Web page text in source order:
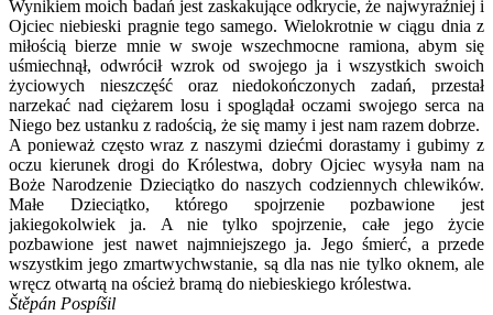
Wynikiem moich badań jest zaskakujące odkrycie, że najwyraźniej i
Ojciec niebieski pragnie tego samego. Wielokrotnie w ciągu dnia z
miłością bierze mnie w swoje wszechmocne ramiona, abym się
uśmiechnął, odwrócił wzrok od swojego ja i wszystkich swoich
życiowych nieszczęść oraz niedokończonych zadań, przestał
narzekać nad ciężarem losu i spoglądał oczami swojego serca na
Niego bez ustanku z radością, że się mamy i jest nam razem dobrze.
A ponieważ często wraz z naszymi dziećmi dorastamy i gubimy z
oczu kierunek drogi do Królestwa, dobry Ojciec wysyła nam na
Boże Narodzenie Dzieciątko do naszych codziennych chlewików.
Małe Dzieciątko, którego spojrzenie pozbawione jest
jakiegokolwiek ja. A nie tylko spojrzenie, całe jego życie
pozbawione jest nawet najmniejszego ja. Jego śmierć, a przede
wszystkim jego zmartwychwstanie, są dla nas nie tylko oknem, ale
wręcz otwartą na oścież bramą do niebieskiego królestwa.
Štěpán Pospíšil